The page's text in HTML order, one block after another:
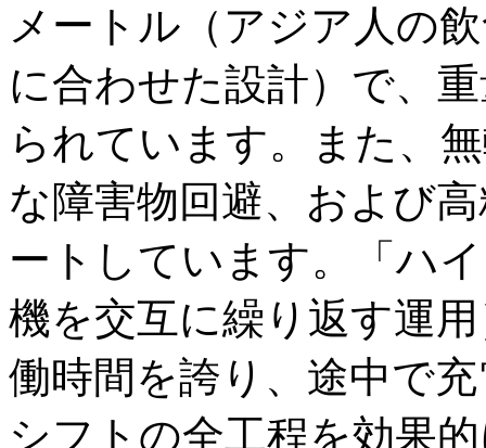
メートル（アジア人の
に合わせた設計）で、
られています。また、
な障害物回避、および
ートしています。「ハ
機を交互に繰り返す運
働時間を誇り、途中で
シフトの全工程を効果